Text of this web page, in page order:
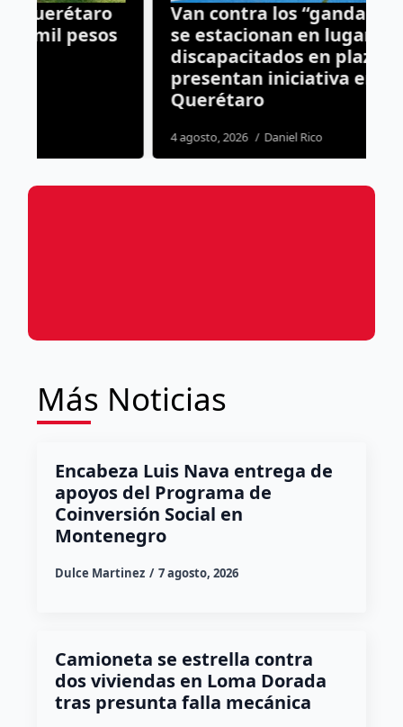
Van contra los “gandallas” que
se estacionan en lugar de
discapacitados en plazas;
presentan iniciativa en
Daniel Rico
Más Noticias
Encabeza Luis Nava entrega de
apoyos del Programa de
Coinversión Social en
Montenegro
Dulce Martinez 7 agosto, 2026
Camioneta se estrella contra
dos viviendas en Loma Dorada
tras presunta falla mecánica